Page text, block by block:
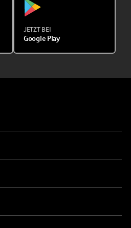
JETZT BEI
Google Play